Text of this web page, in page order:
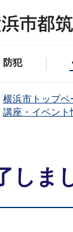
防犯
横浜市トップペ
講座・イベント
し